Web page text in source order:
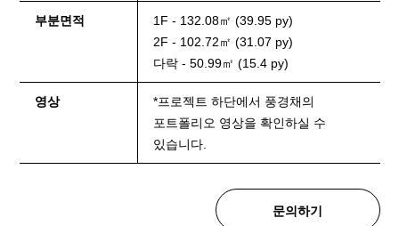
부분면적
1F - 132.08㎡ (39.95 py)
2F - 102.72㎡ (31.07 py)
다락 - 50.99㎡ (15.4 py)
영상
*프로젝트 하단에서 풍경채의
포트폴리오 영상을 확인하실 수
있습니다.
문의하기